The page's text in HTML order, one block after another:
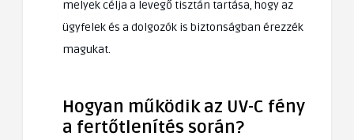
melyek célja a levegő tisztán tartása, hogy az
ügyfelek és a dolgozók is biztonságban érezzék
magukat.
Hogyan működik az UV-C fény
a fertőtlenítés során?